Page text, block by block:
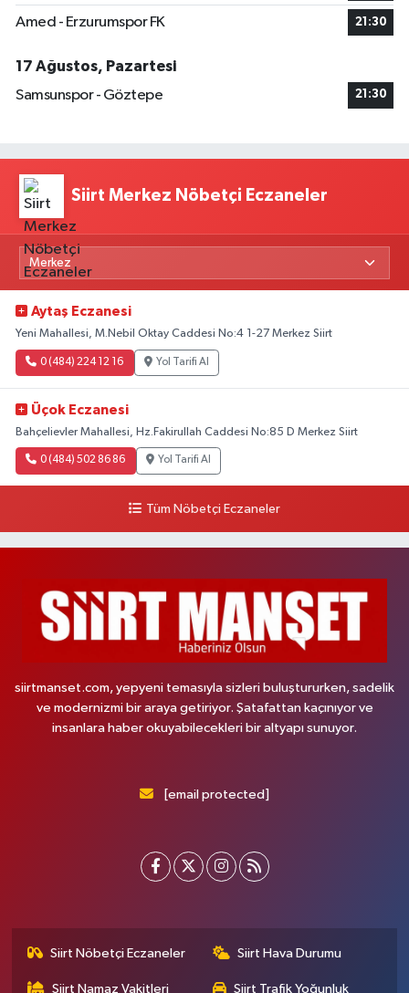
Amed - Erzurumspor FK 21:30
17 Ağustos, Pazartesi
Samsunspor - Göztepe
21:30
Siirt Merkez Nöbetçi Eczaneler
Aytaş Eczanesi
Yeni Mahallesi, M.Nebil Oktay Caddesi No:4 1-27 Merkez Siirt
0 (484) 224 12 16 Yol Tarifi Al
Üçok Eczanesi
Bahçelievler Mahallesi, Hz.Fakirullah Caddesi No:85 D Merkez Siirt
0 (484) 502 86 86 Yol Tarifi Al
Tüm Nöbetçi Eczaneler
siirtmanset.com, yepyeni temasıyla sizleri buluştururken, sadelik
ve modernizmi bir araya getiriyor. Şatafattan kaçınıyor ve
insanlara haber okuyabilecekleri bir altyapı sunuyor.
[email protected]
Siirt Nöbetçi Eczaneler Siirt Hava Durumu
Siirt Namaz Vakitleri Siirt Trafik Yoğunluk